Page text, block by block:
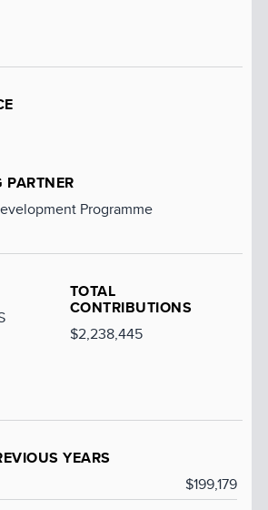
PARTNER
Programme
TOTAL
CONTRIBUTIONS
$2,238,445
YEARS
$199,179